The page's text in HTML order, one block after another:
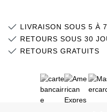
LIVRAISON SOUS 5 À
RETOURS SOUS 30
RETOURS GRATUITS